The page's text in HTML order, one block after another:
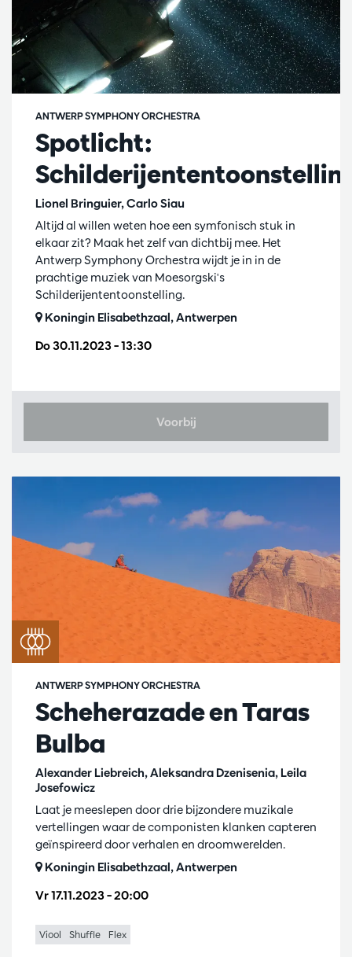
Spotlicht:
Lionel Bringuier, Carlo Siau
ANTWERP SYMPHONY ORCHESTRA
Do 30.11.2023– 13:30
Altijd al willen weten hoe een symfonisch stuk in
elkaar zit? Maak het zelf van dichtbij mee. Het
Antwerp Symphony Orchestra wijdt je in in de
prachtige muziek van Moesorgski's
Schilderijententoonstelling.
Koningin Elisabethzaal, Antwerpen
Voorbij
Scheherazade en Taras
Bulba
Alexander Liebreich, Aleksandra Dzenisenia, Leila
Josefowicz
ANTWERP SYMPHONY ORCHESTRA
Vr 17.11.2023– 20:00
Laat je meeslepen door drie bijzondere muzikale
vertellingen waar de componisten klanken capteren
geïnspireerd door verhalen en droomwerelden.
Koningin Elisabethzaal, Antwerpen
Viool Shuffle Flex